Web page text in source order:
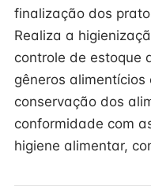
finalização dos
Realiza a
controle de estoque
gêneros
conservação dos
conformidade com
higiene alimentar,